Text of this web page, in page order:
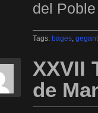
del
Tags: bages,
XXVII
de